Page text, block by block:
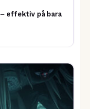
– effektiv på bara